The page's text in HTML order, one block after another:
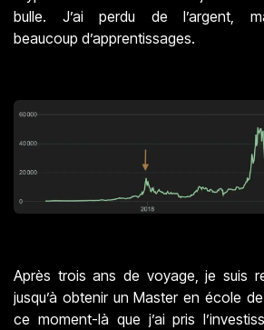
bulle. J’ai perdu de l’argent,
beaucoup d’apprentissages.
Après trois ans de voyage, je suis
jusqu’à obtenir un Master en école
ce moment-là que j’ai pris